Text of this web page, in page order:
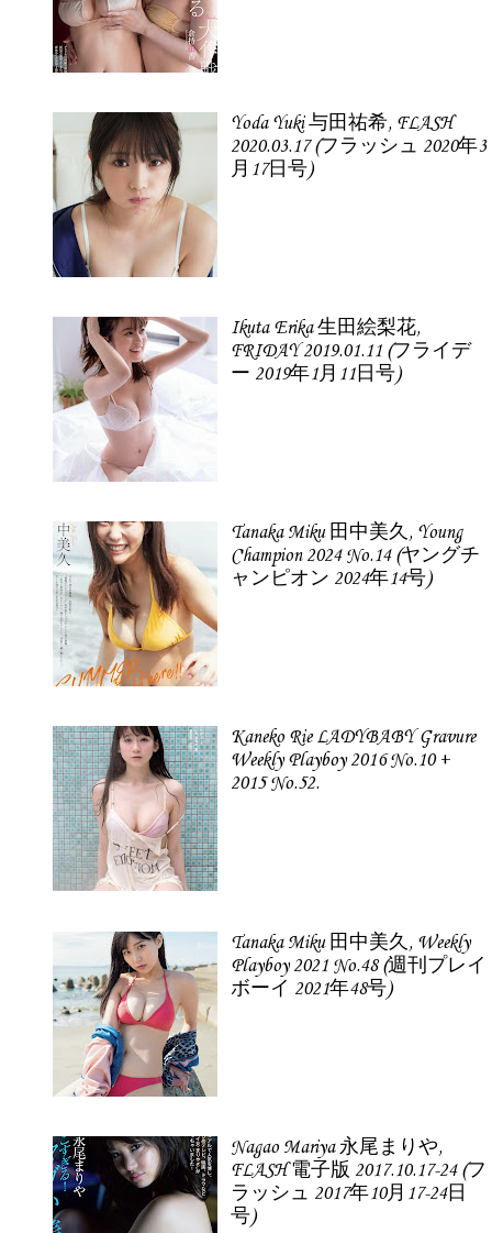
Yoda Yuki 与田祐希, FLASH
2020.03.17 (フラッシュ 2020年3
月17日号)
Ikuta Erika 生田絵梨花,
FRIDAY 2019.01.11 (フライデ
ー 2019年1月11日号)
Tanaka Miku 田中美久, Young
Champion 2024 No.14 (ヤングチ
ャンピオン 2024年14号)
Kaneko Rie LADYBABY Gravure
Weekly Playboy 2016 No.10 +
2015 No.52.
Tanaka Miku 田中美久, Weekly
Playboy 2021 No.48 (週刊プレイ
ボーイ 2021年48号)
Nagao Mariya 永尾まりや,
FLASH 電子版 2017.10.17-24 (フ
ラッシュ 2017年10月17-24日
号)